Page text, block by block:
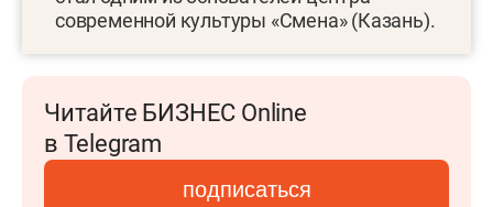
современной культуры «Смена» (Казань).
Читайте БИЗНЕС Online
в Telegram
подписаться